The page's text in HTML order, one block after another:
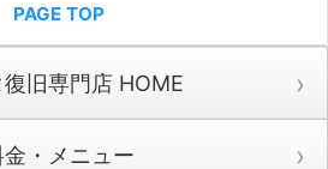
PAGE TOP
旧専門店 HOME
・メニュー